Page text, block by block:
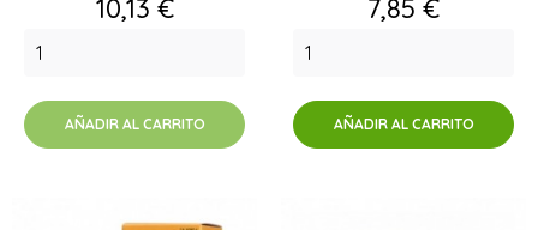
Precio
10,13 €
AÑADIR AL CARRITO
Precio
7,85 €
AÑADIR AL CARRITO